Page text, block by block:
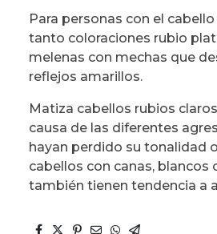
Para personas con el
tanto coloraciones rubio
melenas con mechas que
reflejos amarillos.
Matiza cabellos rubios
causa de las diferentes
hayan perdido su tonalidad
cabellos con canas, blancos
también tienen tendencia a